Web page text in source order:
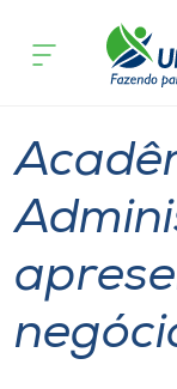
Cursos
Pesquisa
Atendimento
Portal de Ensino
acontece